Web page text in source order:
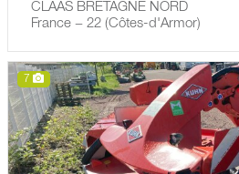
CLAAS BRETAGNE NORD
France − 22 (Côtes-d'Armor)
7